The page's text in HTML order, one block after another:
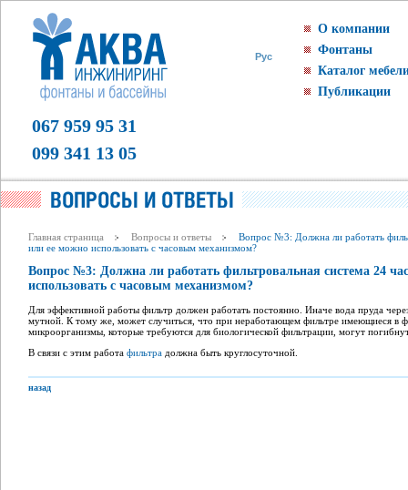
Рус
О компании
Фонтаны
Каталог
Публикации
067 959 95 31
099 341 13 05
Главная страница Вопросы и ответы
Вопрос №3: Должна ли работать
или ее можно использовать с часовым механизмом?
Вопрос №3: Должна ли работать фильтровальная система 24
использовать с часовым механизмом?
Для эффективной работы фильтр должен работать постоянно. Иначе вода пруда через
мутной. К тому же, может случиться, что при неработающем фильтре имеющиеся в
микроорганизмы, которые требуются для биологической фильтрации, могут
В связи с этим работа фильтра должна быть круглосуточной.
назад